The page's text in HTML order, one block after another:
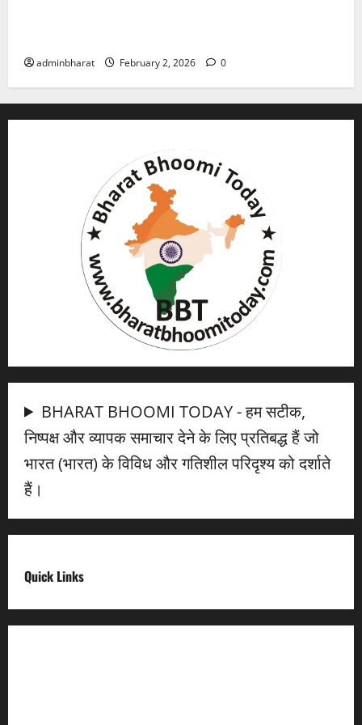
adminbharat February 2, 2026 0
BHARAT BHOOMI TODAY - हम सटीक,
निष्पक्ष और व्यापक समाचार देने के लिए प्रतिबद्ध हैं जो
भारत (भारत) के विविध और गतिशील परिदृश्य को दर्शाते
हैं।
Quick Links